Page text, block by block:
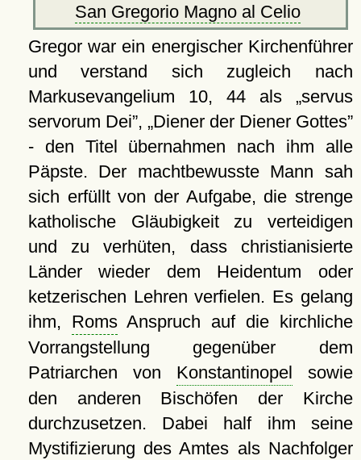
San Gregorio Magno al Celio
Gregor war ein energischer Kirchenführer
und verstand sich zugleich nach
Markusevangelium 10, 44 als
servus
servorum Dei , Diener der Diener Gottes
- den Titel übernahmen nach ihm alle
Päpste. Der machtbewusste Mann sah
sich erfüllt von der Aufgabe, die strenge
katholische Gläubigkeit zu verteidigen
und zu verhüten, dass christianisierte
Länder wieder dem Heidentum oder
ketzerischen Lehren verfielen. Es gelang
ihm, RomsAnspruch auf die kirchliche
Vorrangstellung gegenüber dem
Patriarchen von Konstantinopel
sowie
den anderen Bischöfen der Kirche
durchzusetzen. Dabei half ihm seine
Mystifizierung des Amtes als Nachfolger